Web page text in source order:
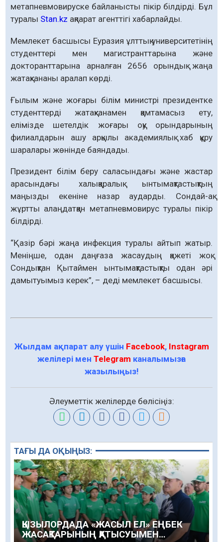
метапневмовируске байланысты пікір білдірді. Бұл
туралы Stan.kz ақпарат агенттігі хабарлайды.
Мемлекет басшысы Еуразия ұлттық университетінің
студенттері мен магистранттарына және
докторанттарына арналған 2656 орындық жаңа
жатақхананы аралап көрді.
Ғылым және жоғары білім министрі президентке
студенттерді жатақханамен қамтамасыз ету,
елімізде шетелдік жоғары оқу орындарының
филиалдарын ашу арқылы академиялық хаб құру
шаралары жөнінде баяндады.
Президент білім беру саласындағы және жастар
арасындағы халықаралық ынтымақтастықтың
маңызды екеніне назар аударды. Сондай-ақ
жұртты алаңдатқан метапневмовирус туралы пікір
білдірді.
“Қазір бәрі жаңа инфекция туралы айтып жатыр.
Меніңше, одан даңғаза жасаудың қажеті жоқ.
Сондықтан Қытаймен ынтымақтастықты одан әрі
дамытуымыз керек”, – деді мемлекет басшысы.
Жылдам ақпарат алу үшін Facebook, Instagram
желілері мен Telegram каналымызға
жазылыңыз!
Әлеуметтік желілерде бөлісіңіз:
ТАҒЫ ДА ОҚЫҢЫЗ:
ҚЫЗЫЛОРДАДА «ЖАСЫЛ ЕЛ» ЕҢБЕК
ЖАСАҚТАРЫНЫҢ ҚАТЫСУЫМЕН